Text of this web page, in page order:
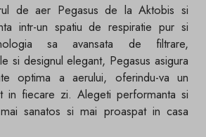
de aer Pegasus de la Aktobis si
intr-un spatiu de respiratie pur si
sa avansata de filtrare,
si designul elegant, Pegasus asigura
optima a aerului, oferindu-va un
in fiecare zi. Alegeti performanta si
sanatos si mai proaspat in casa